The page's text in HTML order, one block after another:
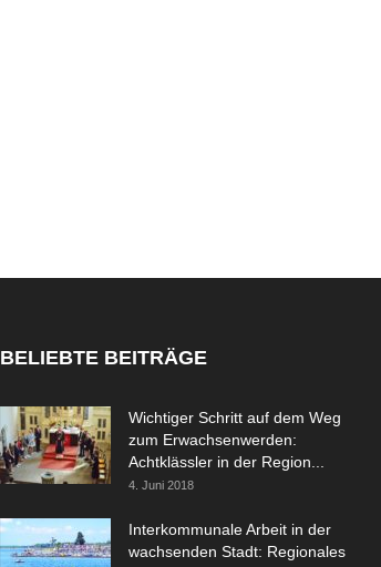
BELIEBTE BEITRÄGE
Wichtiger Schritt auf dem Weg
zum Erwachsenwerden:
Achtklässler in der Region...
4. Juni 2018
Interkommunale Arbeit in der
wachsenden Stadt: Regionales